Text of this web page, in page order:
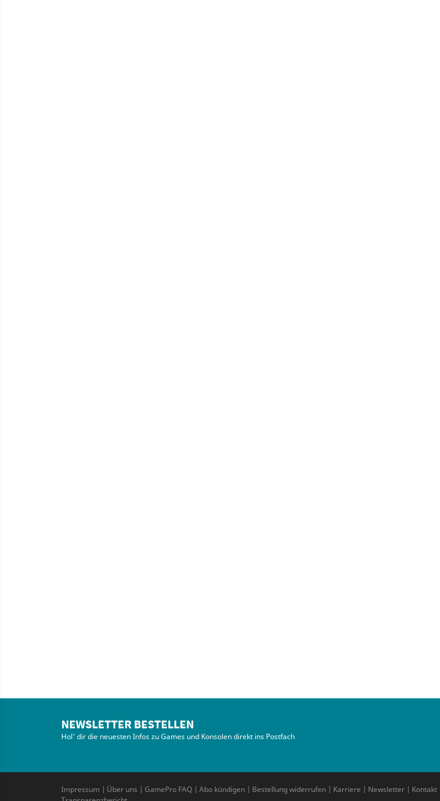
NEWSLETTER BESTELLEN
Hol' dir die neuesten Infos zu Games und Konsolen direkt ins Postfach
Impressum | Über uns | GamePro FAQ | Abo kündigen | Bestellung widerrufen | Karriere | Newsletter | Kontakt